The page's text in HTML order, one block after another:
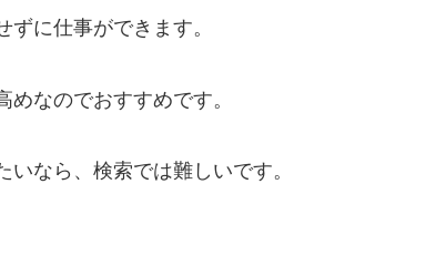
に仕事ができます。
なのでおすすめです。
なら、検索では難しいです。